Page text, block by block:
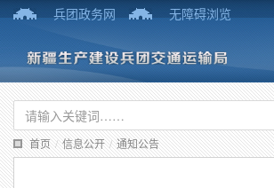
兵团政务网 无障碍浏览
首页 / 信息公开 / 通知公告